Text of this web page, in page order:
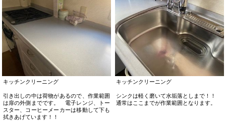
キッチンクリーニング
引き出しの中は荷物があるので、作業範囲
は扉の外側までです。 電子レンジ、トー
スター、コーヒーメーカーは移動して下も
拭きあげています！！
キッチンクリーニング
シンクは軽く磨いて水垢落としまで！！
通常はここまでが作業範囲となります。